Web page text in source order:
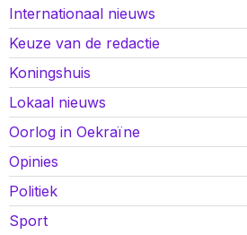
Internationaal nieuws
Keuze van de redactie
Koningshuis
Lokaal nieuws
Oorlog in Oekraïne
Opinies
Politiek
Sport